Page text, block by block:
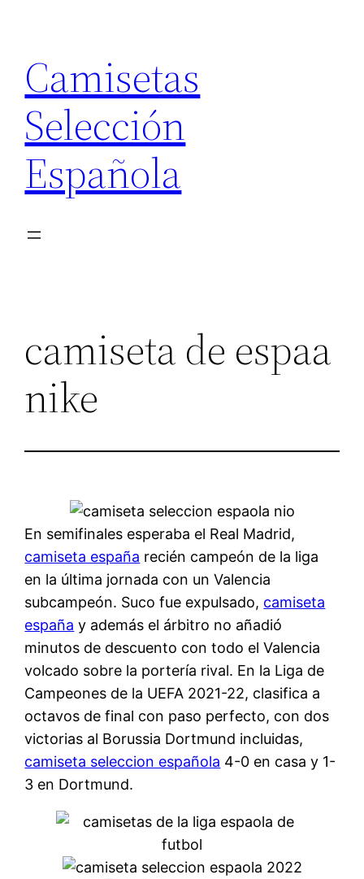
contenido
Camisetas
Selección
Española
camiseta de espaa
nike
En semifinales esperaba el Real Madrid,
camiseta españa recién campeón de la liga
en la última jornada con un Valencia
subcampeón. Suco fue expulsado, camiseta
españa y además el árbitro no añadió
minutos de descuento con todo el Valencia
volcado sobre la portería rival. En la Liga de
Campeones de la UEFA 2021-22, clasifica a
octavos de final con paso perfecto, con dos
victorias al Borussia Dortmund incluidas,
camiseta seleccion española 4-0 en casa y 1-
3 en Dortmund.